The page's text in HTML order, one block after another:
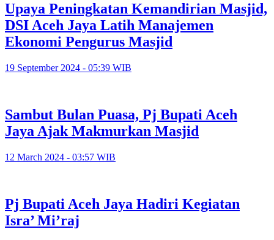
Upaya Peningkatan Kemandirian Masjid,
DSI Aceh Jaya Latih Manajemen
Ekonomi Pengurus Masjid
19 September 2024 - 05:39 WIB
Sambut Bulan Puasa, Pj Bupati Aceh
Jaya Ajak Makmurkan Masjid
12 March 2024 - 03:57 WIB
Pj Bupati Aceh Jaya Hadiri Kegiatan
Isra’ Mi’raj